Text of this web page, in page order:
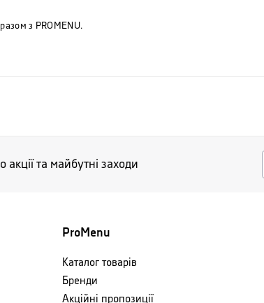
з PROMENU.
та майбутні заходи
ProMenu
Каталог товарів
Бренди
Акційні пропозиції